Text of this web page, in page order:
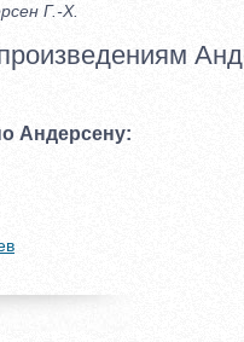
Г.-Х.
Андерсену: